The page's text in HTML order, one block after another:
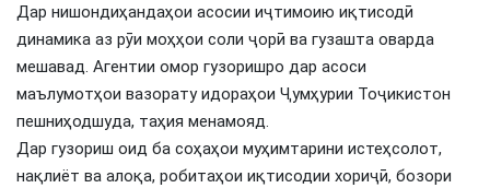
Дар нишондиҳандаҳои асосии иҷтимоию иқтисодӣ
динамика аз рӯи моҳҳои соли ҷорӣ ва гузашта оварда
мешавад. Агентии омор гузоришро дар асоси
маълумотҳои вазорату идораҳои Ҷумҳурии Тоҷикистон
пешниҳодшуда, таҳия менамояд.
Дар гузориш оид ба соҳаҳои муҳимтарини истеҳсолот,
нақлиёт ва алоқа, робитаҳои иқтисодии хориҷӣ, бозори